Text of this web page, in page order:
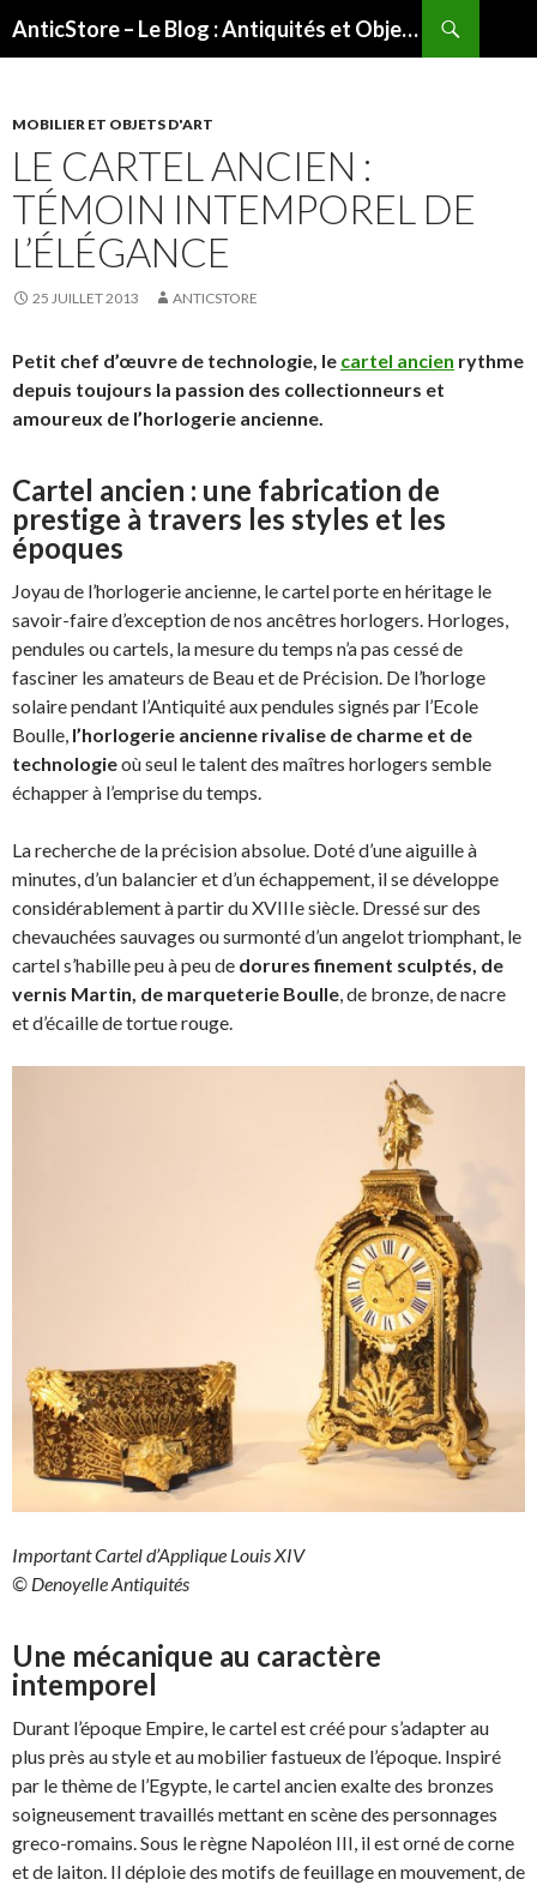
AnticStore – Le Blog : Antiquités et Objets d'art
PRINCIPAL
MOBILIER ET OBJETS D'ART
LE CARTEL ANCIEN :
TÉMOIN INTEMPOREL DE
L’ÉLÉGANCE
25 JUILLET 2013 ANTICSTORE
Petit chef d’œuvre de technologie, le cartel ancien rythme
depuis toujours la passion des collectionneurs et
amoureux de l’horlogerie ancienne.
Cartel ancien : une fabrication de
prestige à travers les styles et les
époques
Joyau de l’horlogerie ancienne, le cartel porte en héritage le
savoir-faire d’exception de nos ancêtres horlogers. Horloges,
pendules ou cartels, la mesure du temps n’a pas cessé de
fasciner les amateurs de Beau et de Précision. De l’horloge
solaire pendant l’Antiquité aux pendules signés par l’Ecole
Boulle, l’horlogerie ancienne rivalise de charme et de
technologieoù seul le talent des maîtres horlogers semble
échapper à l’emprise du temps.
La recherche de la précision absolue. Doté d’une aiguille à
minutes, d’un balancier et d’un échappement, il se développe
considérablement à partir du XVIIIe siècle. Dressé sur des
chevauchées sauvages ou surmonté d’un angelot triomphant, le
cartel s’habille peu à peu de dorures finement sculptés, de
vernis Martin, de marqueterie Boulle, de bronze, de nacre
et d’écaille de tortue rouge.
Important Cartel d’Applique Louis XIV
© Denoyelle Antiquités
Une mécanique au caractère
intemporel
Durant l’époque Empire, le cartel est créé pour s’adapter au
plus près au style et au mobilier fastueux de l’époque. Inspiré
par le thème de l’Egypte, le cartel ancien exalte des bronzes
soigneusement travaillés mettant en scène des personnages
greco-romains. Sous le règne Napoléon III, il est orné de corne
et de laiton. Il déploie des motifs de feuillage en mouvement, de